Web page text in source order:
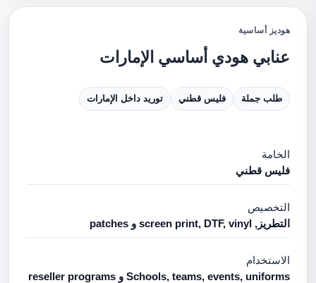
هوديز أساسية
عنابي هودي أساسي الإمارات
طلب جملة فليس قطني توريد داخل الإمارات
الخامة
فليس قطني
التخصيص
التطريز, screen print, DTF, vinyl و patches
الاستخدام
Schools, teams, events, uniforms و reseller programs